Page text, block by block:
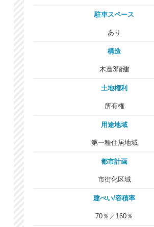
駐車スペース
あり
構造
木造3階建
土地権利
所有権
用途地域
第一種住居地域
都市計画
市街化区域
建ぺい/容積率
70％／160％